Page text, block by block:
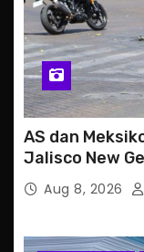
AS dan
Jalisco New
Aug 8, 2026